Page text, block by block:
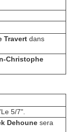
Travert dans
Christophe
5/7".
Dehoune sera